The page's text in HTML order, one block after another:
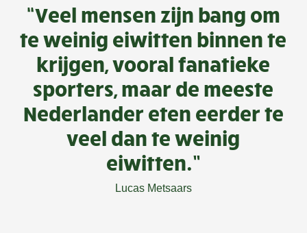
Lucas Metsaars
“Veel mensen zijn bang om
te weinig eiwitten binnen te
krijgen, vooral fanatieke
sporters, maar de meeste
Nederlander eten eerder te
veel dan te weinig
eiwitten.”